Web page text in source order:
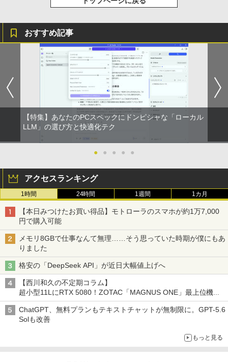
おすすめ記事
【特集】あなたのPCスペックにドンピシャな「ローカル
LLM」の選び方と快適化テク
● ● ● ● ●
アクセスランキング
1時間 24時間 1週間 1カ月
【本日みつけたお買い得品】モトローラのスマホが約1万7,000
円で購入可能
メモリ8GBで仕事なんて無理……そう思っていた時期が僕にもあ
りました
格安の「DeepSeek API」が近日大幅値上げへ
【西川和久の不定期コラム】
超小型11LにRTX 5080！ZOTAC「MAGNUS ONE」最上位機の
実力を探る
ChatGPT、無料プランもテキストチャットが無制限に。GPT-5.6
Solも改善
もっと見る